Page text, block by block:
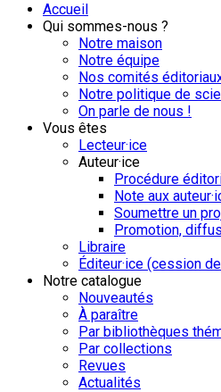
Accueil
Qui sommes-nous ?
Notre maison
Notre équipe
Nos comités
Notre politique de
On parle de nous !
Vous êtes
Lecteur·ice
Auteur·ice
Procédure
Note aux
Soumettre un
Promotion,
Libraire
Éditeur·ice (cession
Notre catalogue
Nouveautés
À paraître
Par bibliothèques
Par collections
Revues
Actualités